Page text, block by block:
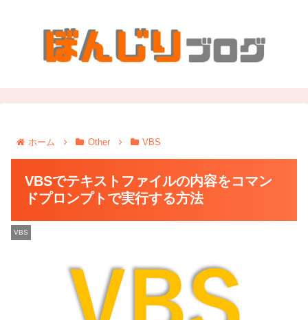
ホーム Other VBS
VBSでテキストファイルの内容をコマン
ドプロンプトで実行する方法
VBS